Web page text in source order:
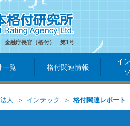
金融庁長官（格付） 第1号
一覧 格付関連情報
イ
人 インテック 格付関連レポート